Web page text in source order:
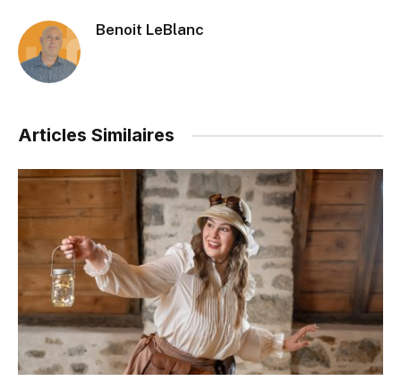
Benoit LeBlanc
Articles Similaires